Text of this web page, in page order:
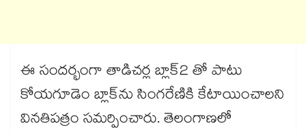
ఈ సందర్భంగా తాడిచర్ల బ్లాక్2 తో పాటు
కోయగూడెం బ్లాక్​ను సింగరేణికి కేటాయించాలని
వినతిపత్రం సమర్పించారు. తెలంగాణలో